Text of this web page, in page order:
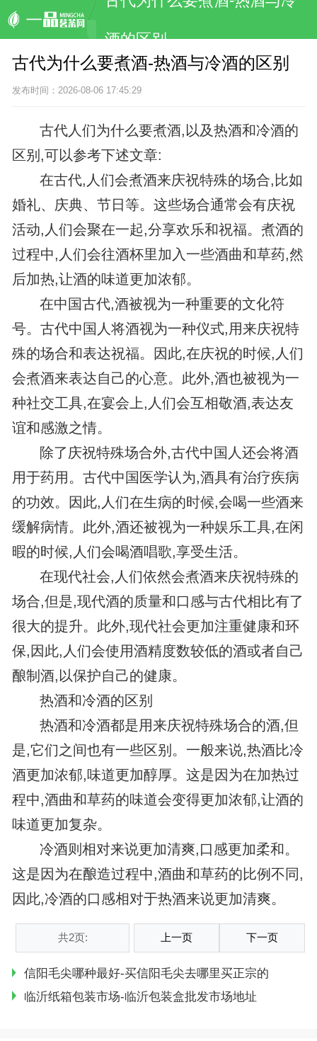
酒的区别
古代为什么要煮酒-热酒与冷酒的区别
发布时间：2026-08-06 17:45:29
古代人们为什么要煮酒,以及热酒和冷酒的
区别,可以参考下述文章:
在古代,人们会煮酒来庆祝特殊的场合,比如
婚礼、庆典、节日等。这些场合通常会有庆祝
活动,人们会聚在一起,分享欢乐和祝福。煮酒的
过程中,人们会往酒杯里加入一些酒曲和草药,然
后加热,让酒的味道更加浓郁。
在中国古代,酒被视为一种重要的文化符
号。古代中国人将酒视为一种仪式,用来庆祝特
殊的场合和表达祝福。因此,在庆祝的时候,人们
会煮酒来表达自己的心意。此外,酒也被视为一
种社交工具,在宴会上,人们会互相敬酒,表达友
谊和感激之情。
除了庆祝特殊场合外,古代中国人还会将酒
用于药用。古代中国医学认为,酒具有治疗疾病
的功效。因此,人们在生病的时候,会喝一些酒来
缓解病情。此外,酒还被视为一种娱乐工具,在闲
暇的时候,人们会喝酒唱歌,享受生活。
在现代社会,人们依然会煮酒来庆祝特殊的
场合,但是,现代酒的质量和口感与古代相比有了
很大的提升。此外,现代社会更加注重健康和环
保,因此,人们会使用酒精度数较低的酒或者自己
酿制酒,以保护自己的健康。
热酒和冷酒的区别
热酒和冷酒都是用来庆祝特殊场合的酒,但
是,它们之间也有一些区别。一般来说,热酒比冷
酒更加浓郁,味道更加醇厚。这是因为在加热过
程中,酒曲和草药的味道会变得更加浓郁,让酒的
味道更加复杂。
冷酒则相对来说更加清爽,口感更加柔和。
这是因为在酿造过程中,酒曲和草药的比例不同,
因此,冷酒的口感相对于热酒来说更加清爽。
共2页: 上一页 下一页
信阳毛尖哪种最好-买信阳毛尖去哪里买正宗的
临沂纸箱包装市场-临沂包装盒批发市场地址